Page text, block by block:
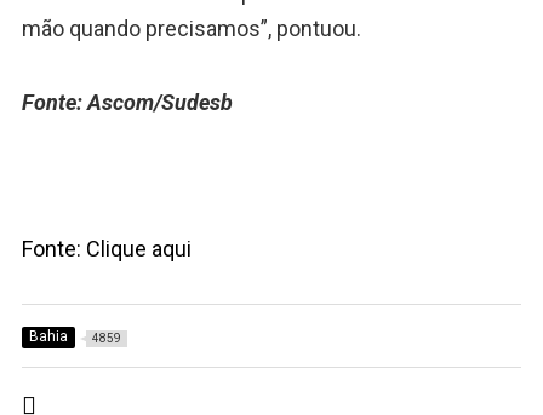
mão quando precisamos”, pontuou.
Fonte: Ascom/Sudesb
Fonte: Clique aqui
Bahia 4859